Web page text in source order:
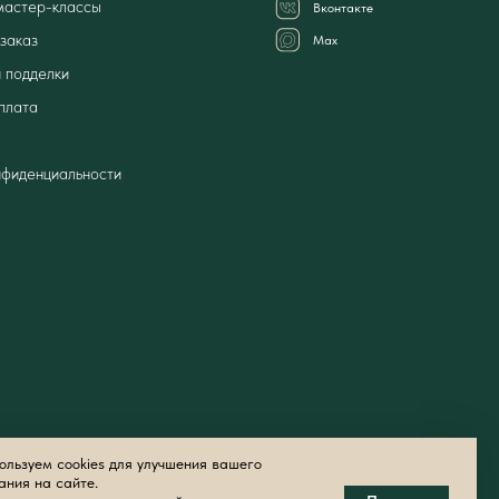
Вконтакте
Мах
классы
cookies для улучшения вашего
на сайте.